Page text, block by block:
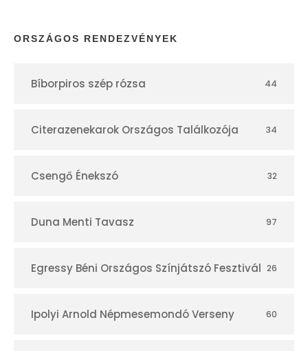
p
r
ORSZÁGOS RENDEZVÉNYEK
Bíborpiros szép rózsa 44
Citerazenekarok Országos Találkozója 34
Csengő Énekszó 32
Duna Menti Tavasz 97
Egressy Béni Országos Színjátszó Fesztivál 26
Ipolyi Arnold Népmesemondó Verseny 60